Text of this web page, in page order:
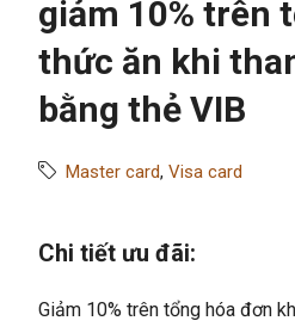
giảm 10% trên
thức ăn khi
bằng thẻ VIB
Master card, Visa card
Chi tiết ưu đãi:
Giảm 10% trên tổng hóa đơn